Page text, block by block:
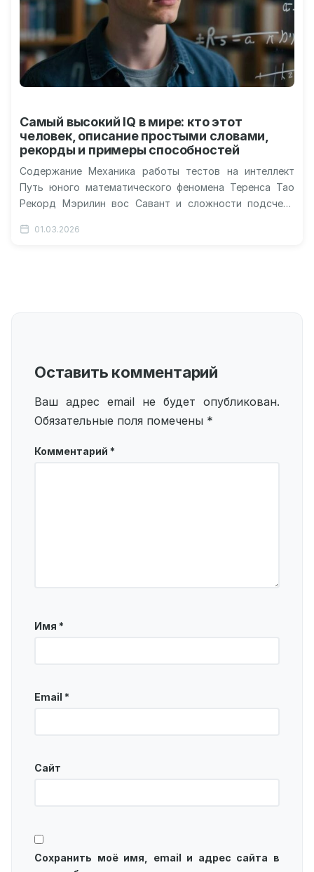
Самый высокий IQ в мире: кто этот
человек, описание простыми словами,
рекорды и примеры способностей
Содержание Механика работы тестов на интеллект
Путь юного математического феномена Теренса Тао
Рекорд Мэрилин вос Савант и сложности подсчета
Поиск ответа…
01.03.2026
Оставить комментарий
Ваш адрес email не будет опубликован.
Обязательные поля помечены *
Комментарий *
Имя *
Email *
Сайт
Сохранить моё имя, email и адрес сайта в